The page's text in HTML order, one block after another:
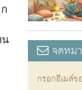
น
จดหม
กรอกอีเมล์ข